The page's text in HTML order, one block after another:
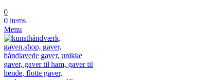
0
0 items
Menu